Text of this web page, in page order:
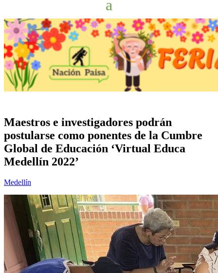
Maestros e investigadores podrán
postularse como ponentes de la Cumbre
Global de Educación ‘Virtual Educa
Medellín 2022’
Medellín